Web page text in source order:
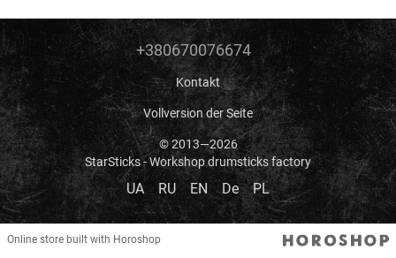
+380670076674
Kontakt
Vollversion der Seite
© 2013—2026
StarSticks - Workshop drumsticks factory
UA RU EN De PL
Online store built with Horoshop